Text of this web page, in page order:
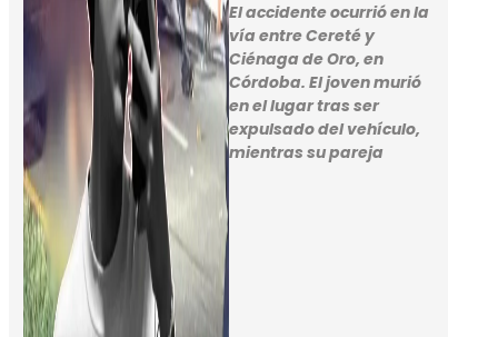
El accidente ocurrió en la
vía entre Cereté y
Ciénaga de Oro, en
Córdoba. El joven murió
en el lugar tras ser
expulsado del vehículo,
mientras su pareja